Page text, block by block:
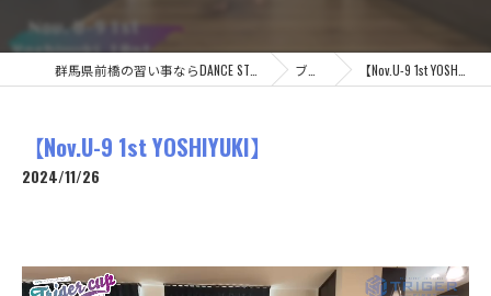
ブログ 【Nov.U-9 1st YOSHIYUKI】
【Nov.U-9 1st YOSHIYUKI】
2024/11/26